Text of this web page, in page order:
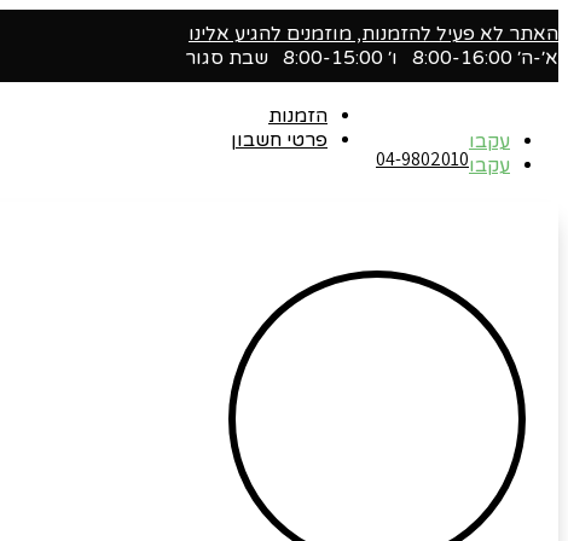
האתר לא פעיל להזמנות, מוזמנים להגיע אלינו
א׳-ה׳ 8:00-16:00 ו׳ 8:00-15:00 שבת סגור
עקבו
עקבו04-9802010‬
הזמנות
פרטי חשבון